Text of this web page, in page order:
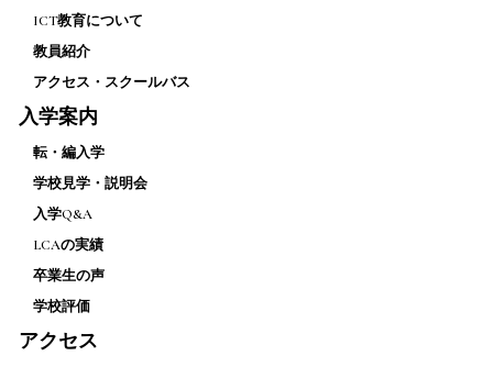
ICT教育について
教員紹介
アクセス・スクールバス
入学案内
転・編入学
学校見学・説明会
入学Q&A
LCAの実績
卒業生の声
学校評価
アクセス